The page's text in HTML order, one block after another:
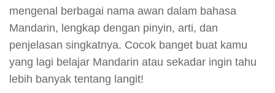
mengenal berbagai nama awan dalam bahasa
Mandarin, lengkap dengan pinyin, arti, dan
penjelasan singkatnya. Cocok banget buat kamu
yang lagi belajar Mandarin atau sekadar ingin tahu
lebih banyak tentang langit!